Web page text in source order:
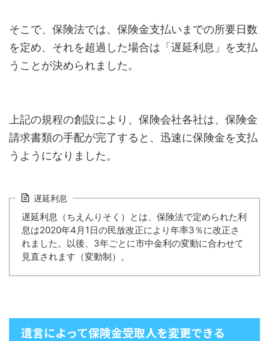
そこで、保険法では、保険金支払いまでの所要日数
を定め、それを超過した場合は「遅延利息」を支払
うことが決められました。
上記の規程の創設により、保険会社各社は、保険金
請求書類の手配が完了すると、迅速に保険金を支払
うようになりました。
遅延利息
遅延利息（ちえんりそく）とは、保険法で定められた利
息は2020年4月1日の民放改正により年率3％に改正さ
れました。以後、3年ごとに市中金利の変動に合わせて
見直されます（変動制）。
遺言によって保険金受取人を変更できる